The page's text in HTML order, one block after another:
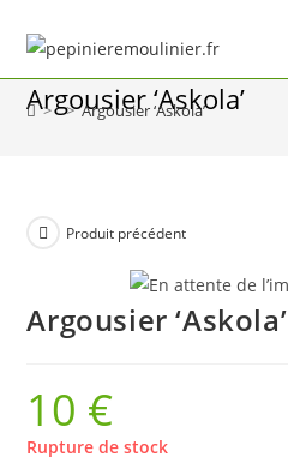
content
Argousier ‘Askola’
> > Argousier ‘Askola’
Produit précédent
Argousier ‘Askola’
10 €
Rupture de stock